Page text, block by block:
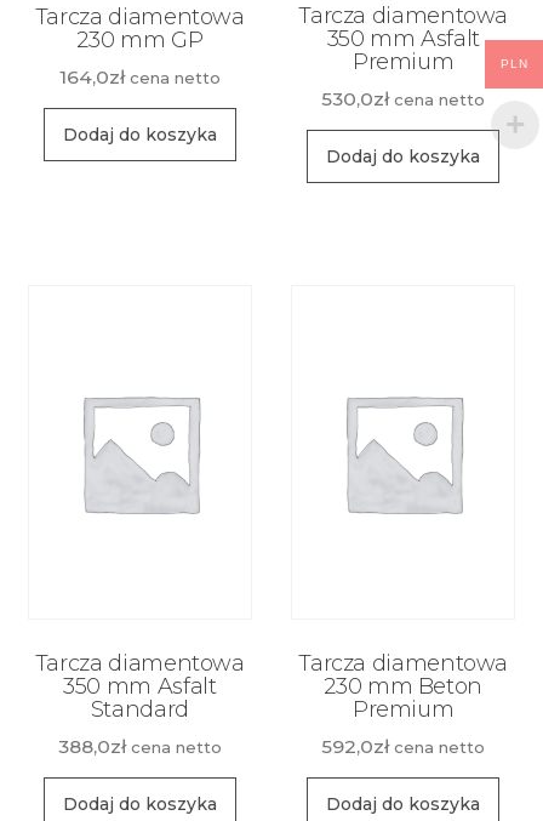
Tarcza diamentowa
230 mm GP
164,0zł cena netto
Dodaj do koszyka
Tarcza diamentowa
350 mm Asfalt
Premium
530,0zł cena netto
Dodaj do koszyka
Tarcza diamentowa
350 mm Asfalt
Standard
388,0zł cena netto
Dodaj do koszyka
Tarcza diamentowa
230 mm Beton
Premium
592,0zł cena netto
Dodaj do koszyka
PLN